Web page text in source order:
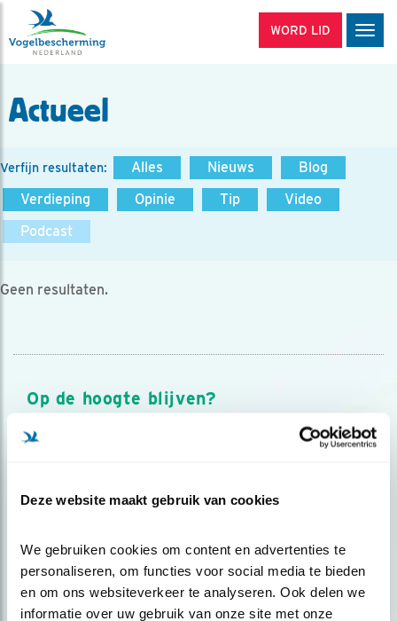
Deze website maakt gebruik van cookies
We gebruiken cookies om content en advertenties te
personaliseren, om functies voor social media te bieden
en om ons websiteverkeer te analyseren. Ook delen we
informatie over uw gebruik van onze site met onze
WORD LID
Actueel
Verfijn resultaten: Alles Nieuws
Blog
Verdieping
Opinie Tip
Video
Podcast
Geen resultaten.
Op de hoogte blijven?
Meld je aan en ontvang nieuws, inspiratie, acties en tips
over vogels en activiteiten van Vogelbescherming.